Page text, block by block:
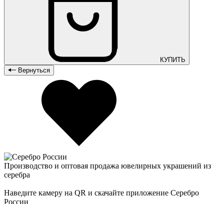
КУПИТЬ
Вернуться
Производство и оптовая продажа ювелирных украшений из
серебра
Наведите камеру на QR и скачайте приложение Серебро
России